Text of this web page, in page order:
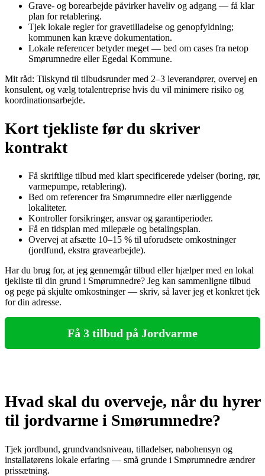
Grave- og borearbejde påvirker haveliv og adgang — få klar
plan for retablering.
Tjek lokale regler for gravetilladelse og genopfyldning;
kommunen kan kræve dokumentation.
Lokale referencer betyder meget — bed om cases fra netop
Smørumnedre eller Egedal Kommune.
Mit råd: Tilskynd til tilbudsrunder med 2–3 leverandører, overvej en
konsulent, og vælg totalentreprise hvis du vil minimere risiko og
koordinationsarbejde.
Kort tjekliste før du skriver
kontrakt
Få skriftlige tilbud med klart specificerede ydelser (boring, rør,
varmepumpe, retablering).
Bed om referencer fra Smørumnedre eller nærliggende
lokaliteter.
Kontroller forsikringer, ansvar og garantiperioder.
Få en tidsplan med milepæle og betalingsplan.
Overvej at afsætte 10–15 % til uforudsete omkostninger
(jordfund, ekstra gravearbejde).
Har du brug for, at jeg gennemgår tilbud eller hjælper med en lokal
tjekliste til din grund i Smørumnedre? Jeg kan sammenligne tilbud
og pege på skjulte omkostninger — skriv, så laver jeg et konkret tjek
for din adresse.
Få 3 tilbud på Jordvarme
Hvad skal du overveje, når du hyrer
til jordvarme i Smørumnedre?
Tjek jordbund, grundvandsniveau, tilladelser, nabohensyn og
installatørens lokale erfaring — små grunde i Smørumnedre ændrer
prissætning.